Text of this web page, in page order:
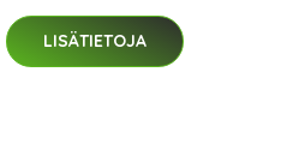
LISÄTIETOJA